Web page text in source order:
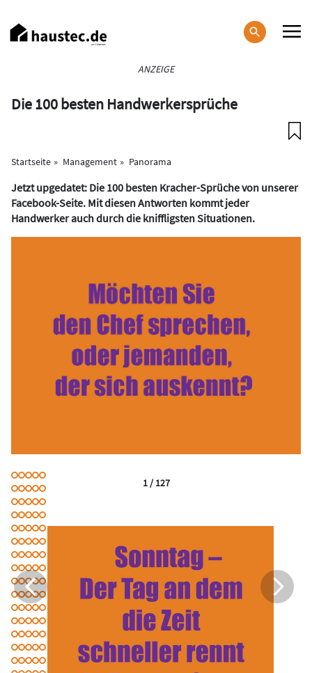
zum
Inhalt
ANZEIGE
Die 100 besten Handwerkersprüche
Startseite Management Panorama
Jetzt upgedatet: Die 100 besten Kracher-Sprüche von unserer
Facebook-Seite. Mit diesen Antworten kommt jeder
Handwerker auch durch die kniffligsten Situationen.
1 / 127